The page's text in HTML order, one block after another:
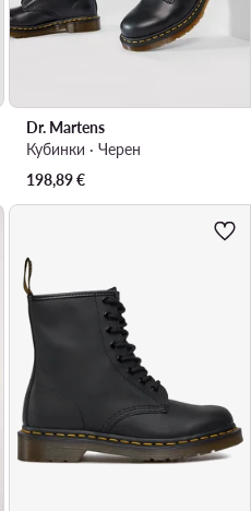
Dr. Martens
Кубинки · Черен
198,89€